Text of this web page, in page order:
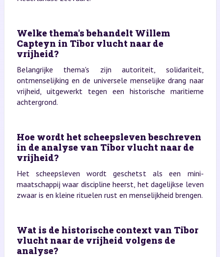
Welke thema's behandelt Willem
Capteyn in Tibor vlucht naar de
vrijheid?
Belangrijke thema's zijn autoriteit, solidariteit,
ontmenselijking en de universele menselijke drang naar
vrijheid, uitgewerkt tegen een historische maritieme
achtergrond.
Hoe wordt het scheepsleven beschreven
in de analyse van Tibor vlucht naar de
vrijheid?
Het scheepsleven wordt geschetst als een mini-
maatschappij waar discipline heerst, het dagelijkse leven
zwaar is en kleine rituelen rust en menselijkheid brengen.
Wat is de historische context van Tibor
vlucht naar de vrijheid volgens de
analyse?